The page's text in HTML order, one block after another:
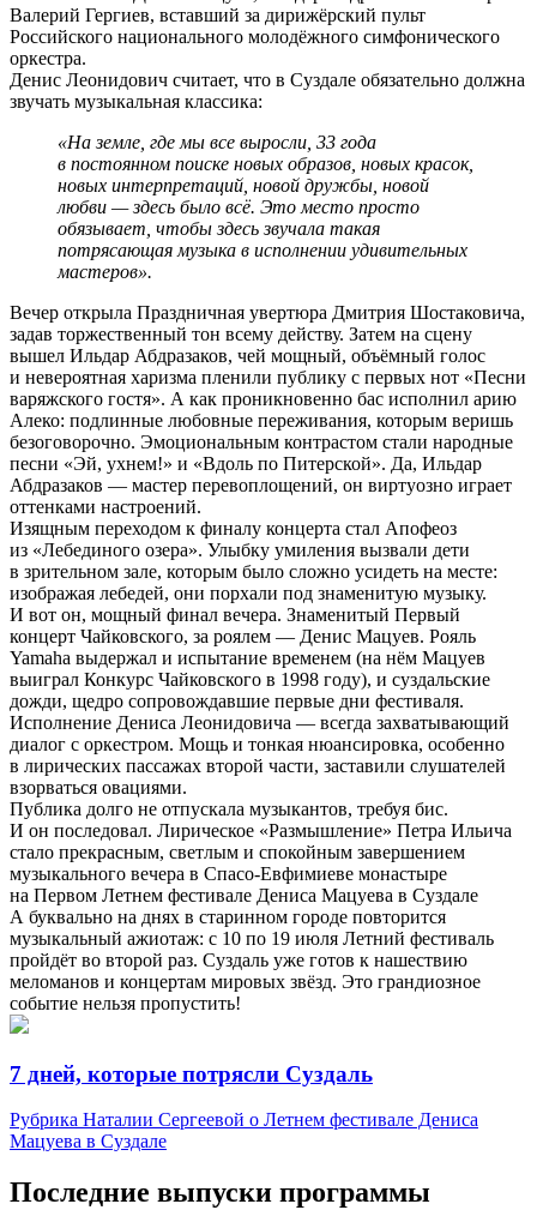
Валерий Гергиев, вставший за дирижёрский пульт
Российского национального молодёжного симфонического
оркестра.
Денис Леонидович считает, что в Суздале обязательно должна
звучать музыкальная классика:
«На земле, где мы все выросли, 33 года
в постоянном поиске новых образов, новых красок,
новых интерпретаций, новой дружбы, новой
любви — здесь было всё. Это место просто
обязывает, чтобы здесь звучала такая
потрясающая музыка в исполнении удивительных
мастеров».
Вечер открыла Праздничная увертюра Дмитрия Шостаковича,
задав торжественный тон всему действу. Затем на сцену
вышел Ильдар Абдразаков, чей мощный, объёмный голос
и невероятная харизма пленили публику с первых нот «Песни
варяжского гостя». А как проникновенно бас исполнил арию
Алеко: подлинные любовные переживания, которым веришь
безоговорочно. Эмоциональным контрастом стали народные
песни «Эй, ухнем!» и «Вдоль по Питерской». Да, Ильдар
Абдразаков — мастер перевоплощений, он виртуозно играет
оттенками настроений.
Изящным переходом к финалу концерта стал Апофеоз
из «Лебединого озера». Улыбку умиления вызвали дети
в зрительном зале, которым было сложно усидеть на месте:
изображая лебедей, они порхали под знаменитую музыку.
И вот он, мощный финал вечера. Знаменитый Первый
концерт Чайковского, за роялем — Денис Мацуев. Рояль
Yamaha выдержал и испытание временем (на нём Мацуев
выиграл Конкурс Чайковского в 1998 году), и суздальские
дожди, щедро сопровождавшие первые дни фестиваля.
Исполнение Дениса Леонидовича — всегда захватывающий
диалог с оркестром. Мощь и тонкая нюансировка, особенно
в лирических пассажах второй части, заставили слушателей
взорваться овациями.
Публика долго не отпускала музыкантов, требуя бис.
И он последовал. Лирическое «Размышление» Петра Ильича
стало прекрасным, светлым и спокойным завершением
музыкального вечера в Спасо‑Евфимиеве монастыре
на Первом Летнем фестивале Дениса Мацуева в Суздале
А буквально на днях в старинном городе повторится
музыкальный ажиотаж: с 10 по 19 июля Летний фестиваль
пройдёт во второй раз. Суздаль уже готов к нашествию
меломанов и концертам мировых звёзд. Это грандиозное
событие нельзя пропустить!
7 дней, которые потрясли Суздаль
Рубрика Наталии Сергеевой о Летнем фестивале Дениса
Мацуева в Суздале
Последние выпуски программы